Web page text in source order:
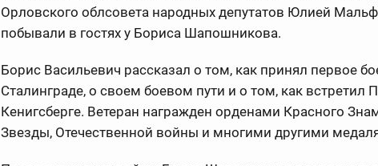
Орловского облсовета народных депутатов Юлией
побывали в гостях у Бориса Шапошникова.
Борис Васильевич рассказал о том, как принял первое
Сталинграде, о своем боевом пути и о том, как встретил
Кенигсберге. Ветеран награжден орденами Красного
Звезды, Отечественной войны и многими другими